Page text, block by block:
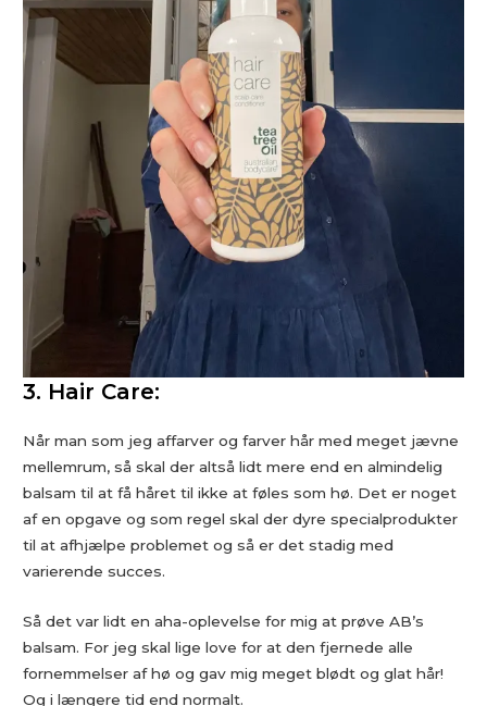
3. Hair Care:
Når man som jeg affarver og farver hår med meget jævne
mellemrum, så skal der altså lidt mere end en almindelig
balsam til at få håret til ikke at føles som hø. Det er noget
af en opgave og som regel skal der dyre specialprodukter
til at afhjælpe problemet og så er det stadig med
varierende succes.
Så det var lidt en aha-oplevelse for mig at prøve AB’s
balsam. For jeg skal lige love for at den fjernede alle
fornemmelser af hø og gav mig meget blødt og glat hår!
Og i længere tid end normalt.